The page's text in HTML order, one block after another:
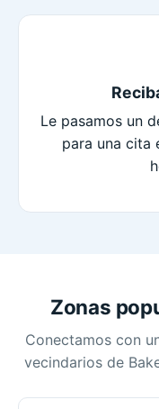
Le pasamos un
para una cita
Zonas
Conectamos con
vecindarios de